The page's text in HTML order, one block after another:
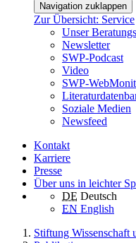
Navigation zuklappen
Zur Übersicht: Service
Unser
Newsletter
SWP-Podcast
Video
SWP-
Soziale Medien
Newsfeed
Kontakt
Karriere
Presse
Über uns in leichter
DE Deutsch
EN English
Stiftung Wissenschaft